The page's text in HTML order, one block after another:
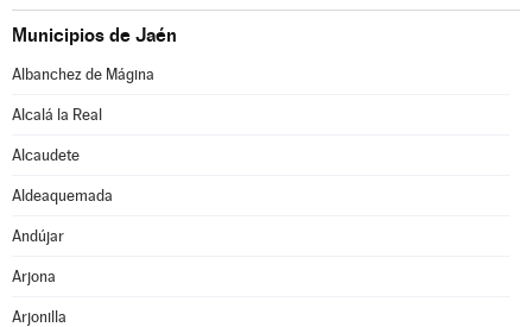
Municipios de Jaén
Albanchez de Mágina
Alcalá la Real
Alcaudete
Aldeaquemada
Andújar
Arjona
Arjonilla